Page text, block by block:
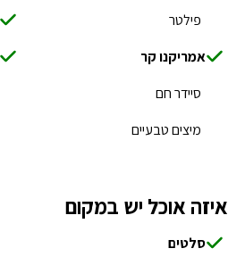
פילטר
אמריקנו קר
סיידר חם
מיצים טבעיים
איזה אוכל יש במקום
סלטים